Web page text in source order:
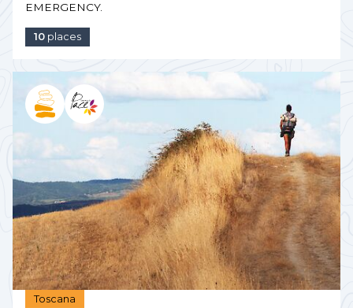
EMERGENCY.
10 places
Toscana